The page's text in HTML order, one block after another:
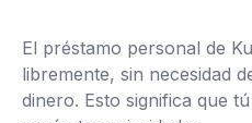
El préstamo personal de
libremente, sin necesidad
dinero. Esto significa que